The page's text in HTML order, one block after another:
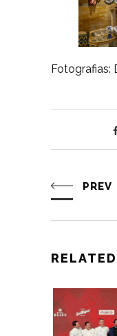
Fotografias:
PREV